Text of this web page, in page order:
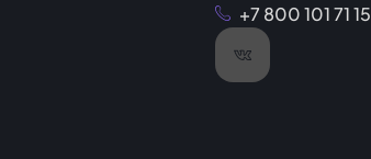
+7 800 101 71 15